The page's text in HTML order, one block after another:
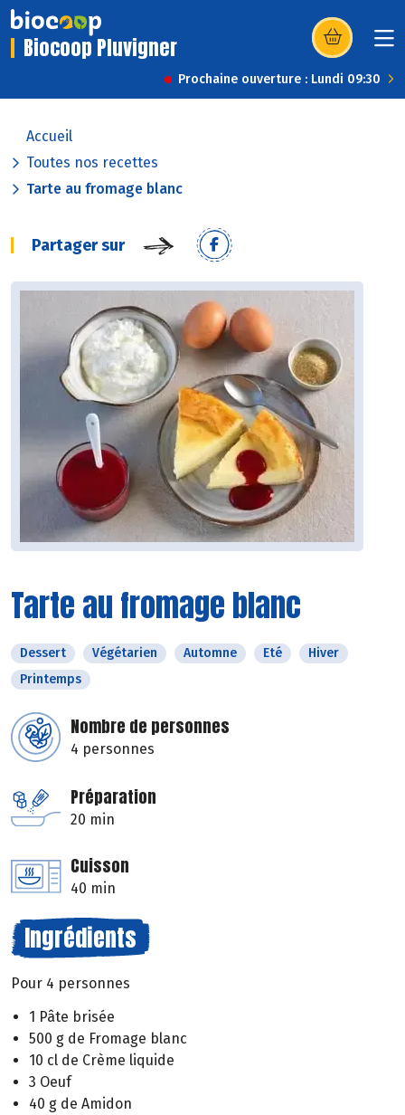
Biocoop Pluvigner (s’ouvre dans
Prochaine ouverture : Lundi 09:30
Accueil
Toutes nos recettes
Tarte au fromage blanc
Partager sur
Tarte au fromage blanc
Dessert Végétarien Automne Eté
Hiver
Printemps
Nombre de personnes
4 personnes
Préparation
20 min
Cuisson
40 min
Ingrédients
Pour 4 personnes
1 Pâte brisée
500 g de Fromage blanc
10 cl de Crème liquide
3 Oeuf
40 g de Amidon